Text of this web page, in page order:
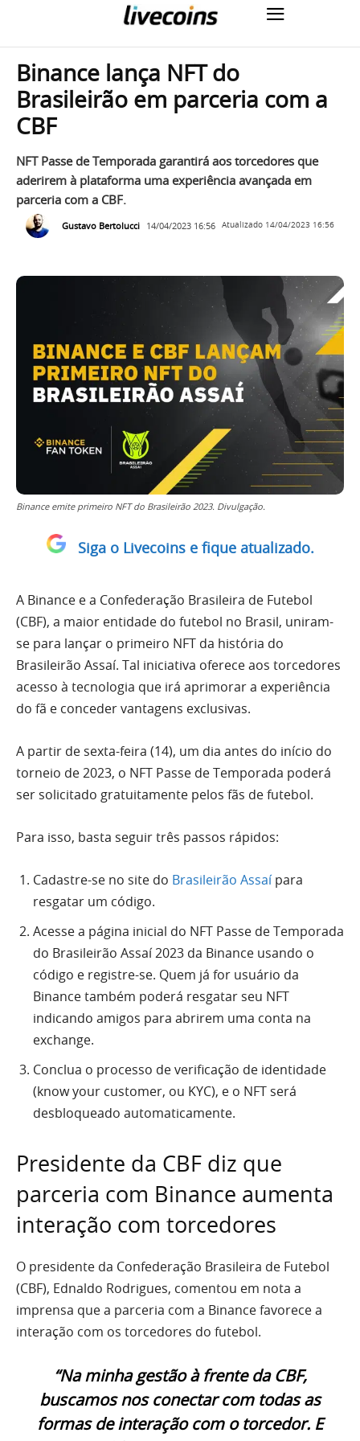
Binance lança NFT do
Brasileirão em parceria com a
CBF
NFT Passe de Temporada garantirá aos torcedores que
aderirem à plataforma uma experiência avançada em
parceria com a CBF.
Gustavo Bertolucci 14/04/2023 16:56 Atualizado 14/04/2023 16:56
Binance emite primeiro NFT do Brasileirão 2023. Divulgação.
Siga o Livecoins e fique atualizado.
A Binance e a Confederação Brasileira de Futebol
(CBF), a maior entidade do futebol no Brasil, uniram-
se para lançar o primeiro NFT da história do
Brasileirão Assaí. Tal iniciativa oferece aos torcedores
acesso à tecnologia que irá aprimorar a experiência
do fã e conceder vantagens exclusivas.
A partir de sexta-feira (14), um dia antes do início do
torneio de 2023, o NFT Passe de Temporada poderá
ser solicitado gratuitamente pelos fãs de futebol.
Para isso, basta seguir três passos rápidos:
Cadastre-se no site do Brasileirão Assaí para
resgatar um código.
Acesse a página inicial do NFT Passe de Temporada
do Brasileirão Assaí 2023 da Binance usando o
código e registre-se. Quem já for usuário da
Binance também poderá resgatar seu NFT
indicando amigos para abrirem uma conta na
exchange.
Conclua o processo de verificação de identidade
(know your customer, ou KYC), e o NFT será
desbloqueado automaticamente.
Presidente da CBF diz que
parceria com Binance aumenta
interação com torcedores
O presidente da Confederação Brasileira de Futebol
(CBF), Ednaldo Rodrigues, comentou em nota a
imprensa que a parceria com a Binance favorece a
interação com os torcedores do futebol.
“Na minha gestão à frente da CBF,
buscamos nos conectar com todas as
formas de interação com o torcedor. E